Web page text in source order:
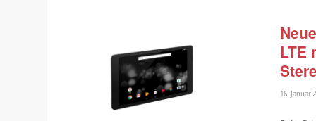
LTE
16. Januar